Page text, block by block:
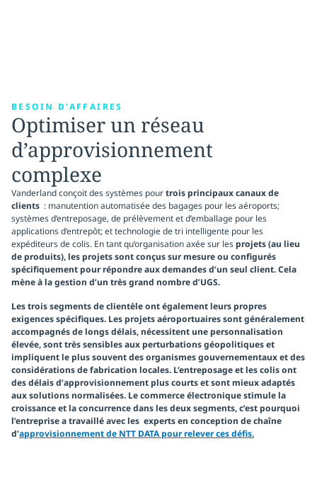
BESOIN D’AFFAIRES
Optimiser un réseau
d’approvisionnement
complexe
Vanderland conçoit des systèmes pourtrois principaux canaux de
clients : manutention automatisée des bagages pour les aéroports;
systèmes d’entreposage, de prélèvement et d’emballage pour les
applications d’entrepôt; et technologie de tri intelligente pour les
expéditeurs de colis. En tant qu’organisation axée sur lesprojets (au lieu
de produits), les projets sont conçus sur mesure ou configurés
spécifiquement pour répondre aux demandes d’un seul client. Cela
mène à la gestion d’un trèsgrand nombre d’UGS.
Les trois segments de clientèle ont également leurs propres
exigencesspécifiques. Les projets aéroportuaires sont généralement
accompagnés de longs délais, nécessitent une personnalisation
élevée, sont très sensibles aux perturbations géopolitiques et
impliquent le plus souvent des organismes gouvernementaux et des
considérations de fabrication locales. L’entreposage et les colis ont
des délais d’approvisionnement plus courts et sont mieux adaptés
aux solutions normalisées. Le commerce électronique stimule la
croissance et la concurrence dans les deux segments, c’est pourquoi
l’entreprise a travaillé avec les experts en conception de chaîne
d’approvisionnement de NTT DATA pour relever ces défis.